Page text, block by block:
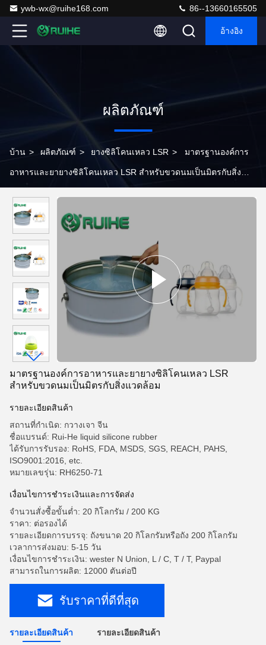
ywb-wx@ruihe168.com 86--13660165505
อ้างอิง
ผลิตภัณฑ์
บ้าน > ผลิตภัณฑ์ > ยางซิลิโคนเหลว LSR > มาตรฐานองค์การ
อาหารและยายางซิลิโคนเหลว LSR สำหรับขวดนมเป็นมิตรกับสิ่ง
มาตรฐานองค์การอาหารและยายางซิลิโคนเหลว LSR
สำหรับขวดนมเป็นมิตรกับสิ่งแวดล้อม
รายละเอียดสินค้า
สถานที่กำเนิด: กวางเจา จีน
ชื่อแบรนด์: Rui-He liquid silicone rubber
ได้รับการรับรอง: RoHS, FDA, MSDS, SGS, REACH, PAHS,
ISO9001:2016, etc.
หมายเลขรุ่น: RH6250-71
เงื่อนไขการชำระเงินและการจัดส่ง
จำนวนสั่งซื้อขั้นต่ำ: 20 กิโลกรัม / 200 KG
ราคา: ต่อรองได้
รายละเอียดการบรรจุ: ถังขนาด 20 กิโลกรัมหรือถัง 200 กิโลกรัม
เวลาการส่งมอบ: 5-15 วัน
เงื่อนไขการชำระเงิน: wester N Union, L / C, T / T, Paypal
สามารถในการผลิต: 12000 ตันต่อปี
รับราคาที่ดีที่สุด
รายละเอียดสินค้า รายละเอียดสินค้า